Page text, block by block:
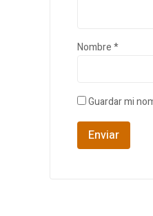
Nombre*
Guardar mi